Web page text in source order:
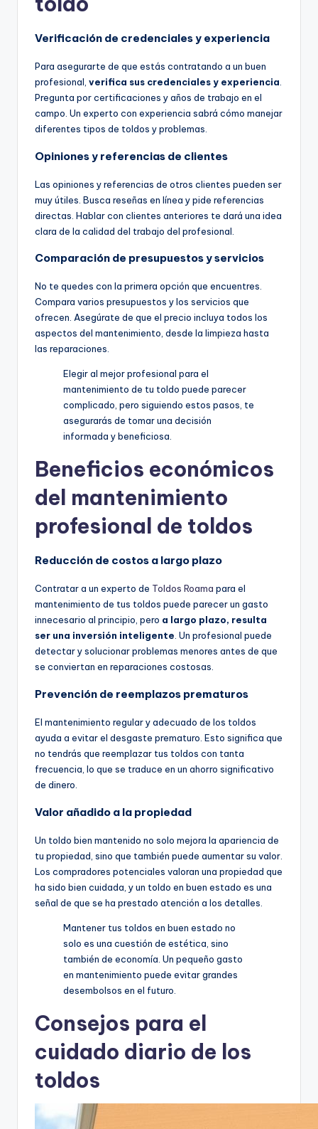
Verificación de credenciales y experiencia
Para asegurarte de que estás contratando a un buen
profesional, verifica sus credenciales y experiencia
Pregunta por certificaciones y años de trabajo en el
campo. Un experto con experiencia sabrá cómo manejar
diferentes tipos de toldos y problemas.
Opiniones y referencias de clientes
Las opiniones y referencias de otros clientes pueden ser
muy útiles. Busca reseñas en línea y pide referencias
directas. Hablar con clientes anteriores te dará una idea
clara de la calidad del trabajo del profesional.
Comparación de presupuestos y servicios
No te quedes con la primera opción que encuentres.
Compara varios presupuestos y los servicios que
ofrecen. Asegúrate de que el precio incluya todos los
aspectos del mantenimiento, desde la limpieza hasta
las reparaciones.
Elegir al mejor profesional para el
mantenimiento de tu toldo puede parecer
complicado, pero siguiendo estos pasos, te
asegurarás de tomar una decisión
informada y beneficiosa.
Beneficios económicos
del mantenimiento
profesional de toldos
Reducción de costos a largo plazo
Contratar a un experto de Toldos Roama para el
mantenimiento de tus toldos puede parecer un gasto
innecesario al principio, pero a largo plazo, resulta
ser una inversión inteligente . Un profesional puede
detectar y solucionar problemas menores antes de que
se conviertan en reparaciones costosas.
Prevención de reemplazos prematuros
El mantenimiento regular y adecuado de los toldos
ayuda a evitar el desgaste prematuro. Esto significa que
no tendrás que reemplazar tus toldos con tanta
frecuencia, lo que se traduce en un ahorro significativo
de dinero.
Valor añadido a la propiedad
Un toldo bien mantenido no solo mejora la apariencia de
tu propiedad, sino que también puede aumentar su valor.
Los compradores potenciales valoran una propiedad que
ha sido bien cuidada, y un toldo en buen estado es una
señal de que se ha prestado atención a los detalles.
Mantener tus toldos en buen estado no
solo es una cuestión de estética, sino
también de economía. Un pequeño gasto
en mantenimiento puede evitar grandes
desembolsos en el futuro.
Consejos para el
cuidado diario de los
toldos